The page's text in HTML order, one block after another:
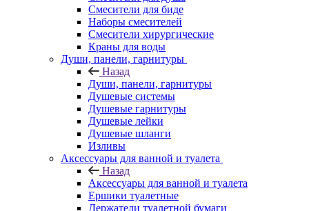
Смесители для биде
Наборы смесителей
Смесители хирургические
Краны для воды
Души, панели, гарнитуры
Назад
Души, панели, гарнитуры
Душевые системы
Душевые гарнитуры
Душевые лейки
Душевые шланги
Изливы
Аксессуары для ванной и туалета
Назад
Аксессуары для ванной и туалета
Ершики туалетные
Держатели туалетной бумаги